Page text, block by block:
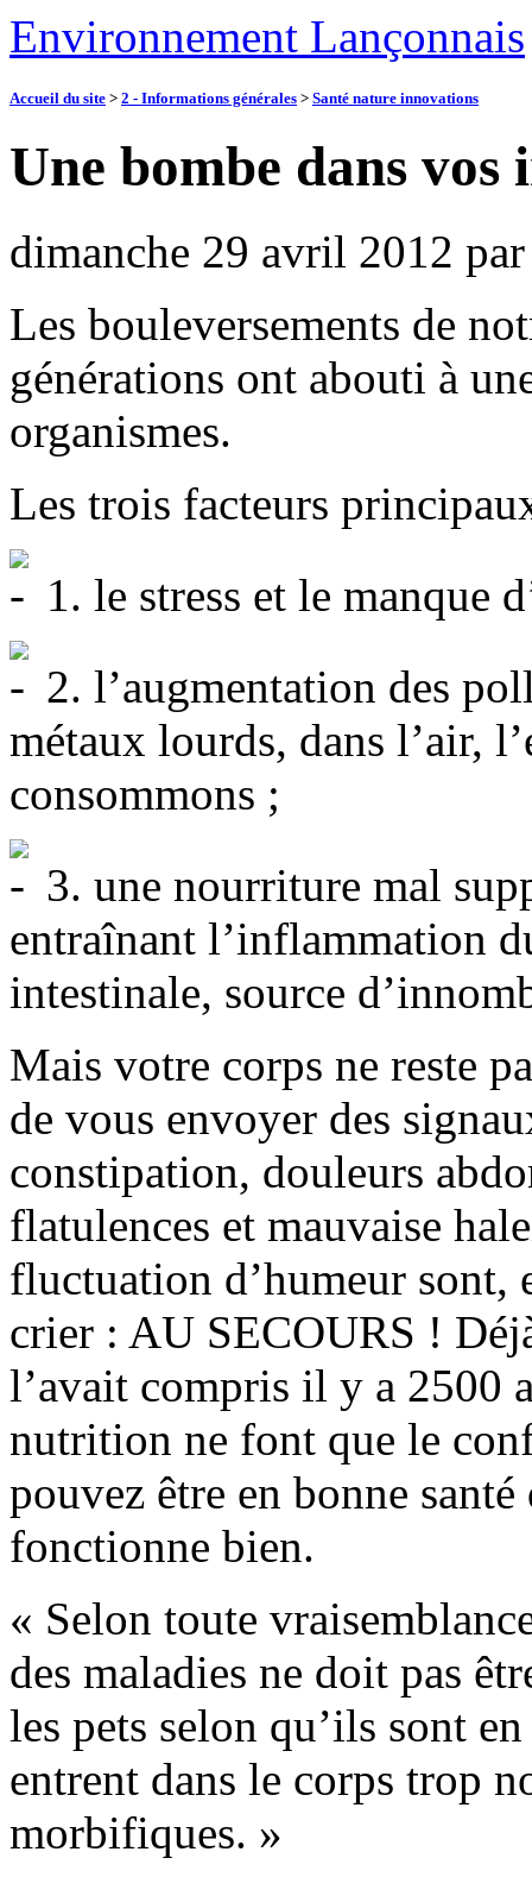
Environnement Lançonnais
Accueil du site > 2 - Informations générales > Santé nature innovations
Une bombe dans vos
dimanche 29 avril 2012
Les bouleversements de
générations ont abouti à
organismes.
Les trois facteurs
1. le stress et le manque
2. l’augmentation des
métaux lourds, dans l’air,
consommons ;
3. une nourriture mal
entraînant l’inflammation
intestinale, source
Mais votre corps ne reste
de vous envoyer des
constipation, douleurs
flatulences et mauvaise
fluctuation d’humeur sont,
crier : AU SECOURS !
l’avait compris il y a 2500
nutrition ne font que le
pouvez être en bonne
fonctionne bien.
« Selon toute
des maladies ne doit pas
les pets selon qu’ils sont
entrent dans le corps trop
morbifiques. »